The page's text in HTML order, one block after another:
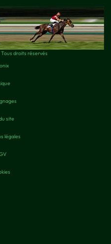
droits réservés
site
légales